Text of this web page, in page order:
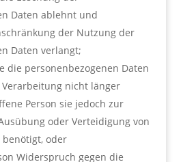
Daten ablehnt und
der Nutzung der
Daten verlangt;
die personenbezogenen Daten
nicht länger
Person sie jedoch zur
oder Verteidigung von
benötigt, oder
Widerspruch gegen die